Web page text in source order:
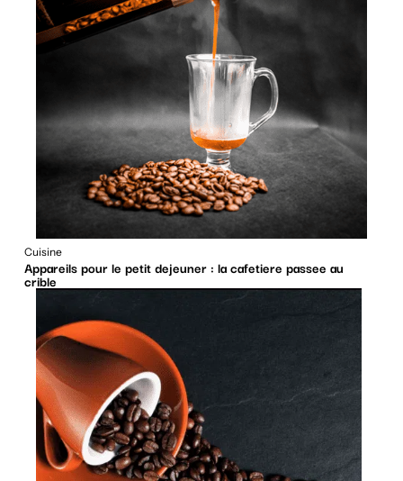
Cuisine
Appareils pour le petit dejeuner : la cafetiere passee au
crible